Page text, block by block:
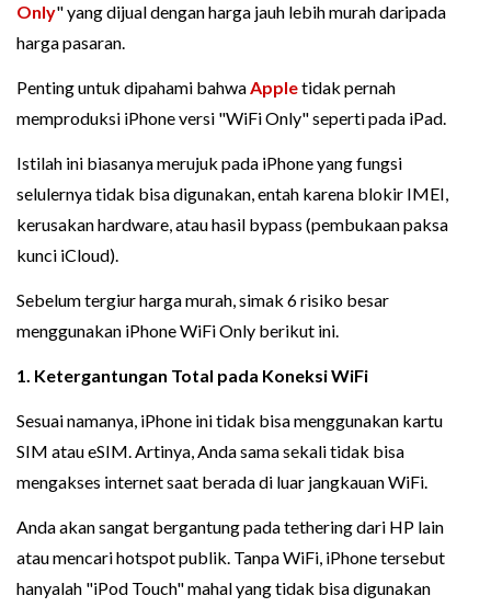
Only" yang dijual dengan harga jauh lebih murah daripada
harga pasaran.
Penting untuk dipahami bahwaAppletidak pernah
memproduksi iPhone versi "WiFi Only" seperti pada iPad.
Istilah ini biasanya merujuk pada iPhone yang fungsi
selulernya tidak bisa digunakan, entah karena blokir IMEI,
kerusakan hardware, atau hasil bypass (pembukaan paksa
kunci iCloud).
Sebelum tergiur harga murah, simak 6 risiko besar
menggunakan iPhone WiFi Only berikut ini.
1. Ketergantungan Total pada Koneksi WiFi
Sesuai namanya, iPhone ini tidak bisa menggunakan kartu
SIM atau eSIM. Artinya, Anda sama sekali tidak bisa
mengakses internet saat berada di luar jangkauan WiFi.
Anda akan sangat bergantung pada tethering dari HP lain
atau mencari hotspot publik. Tanpa WiFi, iPhone tersebut
hanyalah "iPod Touch" mahal yang tidak bisa digunakan